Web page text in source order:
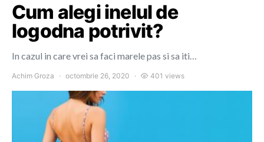
Cum alegi inelul de
logodna potrivit?
In cazul in care vrei sa faci marele pas si sa iti…
Achim Groza octombrie 26, 2020 401 views